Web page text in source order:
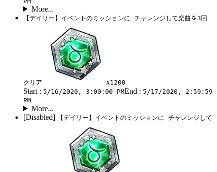
More...
【デイリー】イベントのミッションに チャレンジして楽曲を3回
クリア x1200
Start : 5/16/2020, 3:00:00 PMEnd : 5/17/2020, 2:59:59
PM
More...
[Disabled]
【デイリー】イベントのミッションに チャレンジして